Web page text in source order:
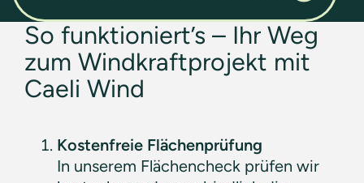
So funktioniert’s – Ihr Weg
zum Windkraftprojekt mit
Caeli Wind
Kostenfreie Flächenprüfung
In unserem Flächencheck prüfen wir